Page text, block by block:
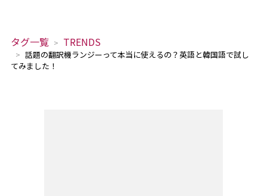
タグ一覧 TRENDS
話題の翻訳機ランジーって本当に使えるの？英語と韓国語で試し
てみました！